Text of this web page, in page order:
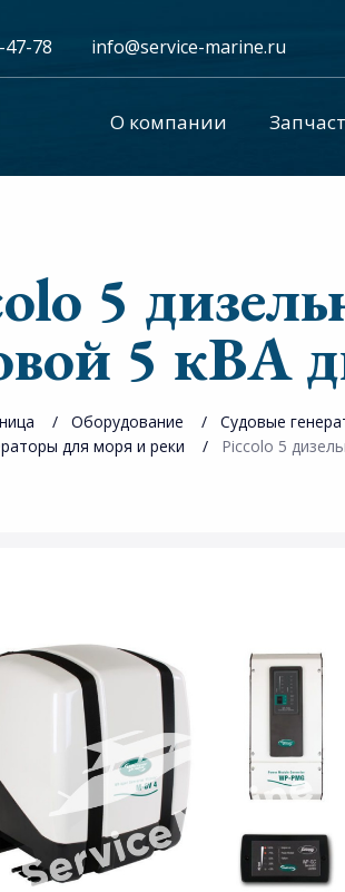
47-78 info@service-marine.ru​​
О компании
5
5 кВА
Оборудование Судовые
для моря и реки
Piccolo 5